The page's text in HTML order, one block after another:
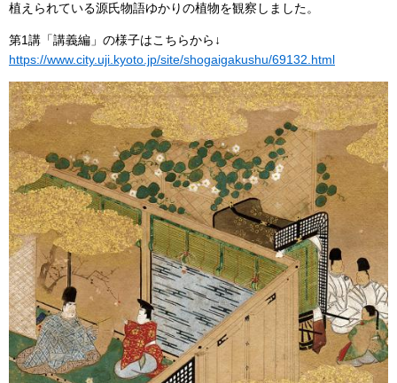
植えられている源氏物語ゆかりの植物を観察しました。
第1講「講義編」の様子はこちらから↓
https://www.city.uji.kyoto.jp/site/shogaigakushu/69132.html